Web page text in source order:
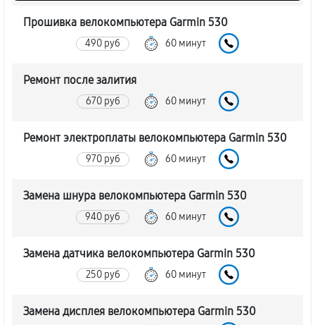
Прошивка велокомпьютера Garmin 530
490 руб 60 минут
Ремонт после залития
670 руб 60 минут
Ремонт электроплаты велокомпьютера Garmin 530
970 руб 60 минут
Замена шнура велокомпьютера Garmin 530
940 руб 60 минут
Замена датчика велокомпьютера Garmin 530
250 руб 60 минут
Замена дисплея велокомпьютера Garmin 530